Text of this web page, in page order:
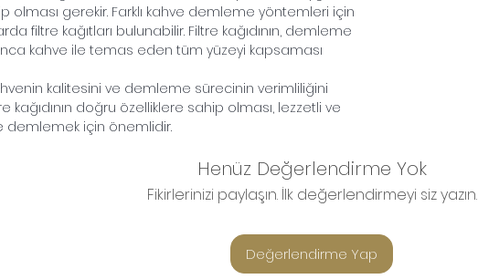
olması gerekir. Farklı kahve demleme yöntemleri için
filtre kağıtları bulunabilir. Filtre kağıdının, demleme
kahve ile temas eden tüm yüzeyi kapsaması
kalitesini ve demleme sürecinin verimliliğini
kağıdının doğru özelliklere sahip olması, lezzetli ve
demlemek için önemlidir.
Henüz Değerlendirme Yok
Fikirlerinizi paylaşın. İlk değerlendirmeyi siz yazın.
Değerlendirme Yap